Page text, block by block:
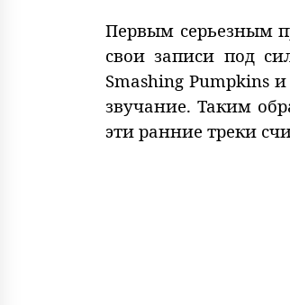
Первым серьезным
свои записи под
Smashing Pumpkins
звучание. Таким
эти ранние треки